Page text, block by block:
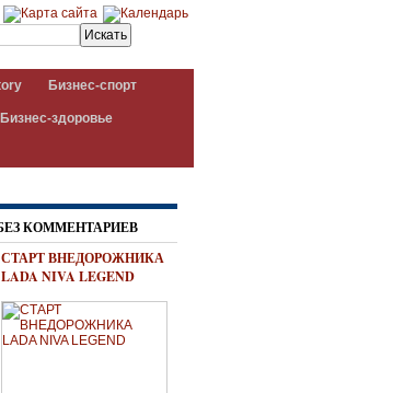
Бизнес-спорт
Бизнес-здоровье
КОММЕНТАРИЕВ
СТАРТ ВНЕДОРОЖНИКА
LADA NIVA LEGEND